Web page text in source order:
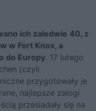
ich zaledwie 40, z
w Fort Knox, a
do Europy. 17 lutego
(czyli
przygotowały je
najlepsze załogi
przesiadały się na